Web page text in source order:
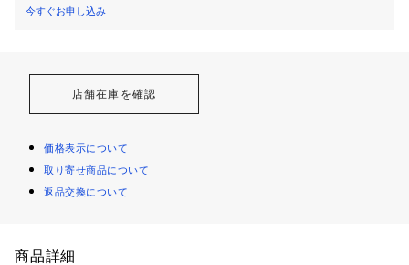
今すぐお申し込み
店舗在庫を確認
価格表示について
取り寄せ商品について
返品交換について
商品詳細